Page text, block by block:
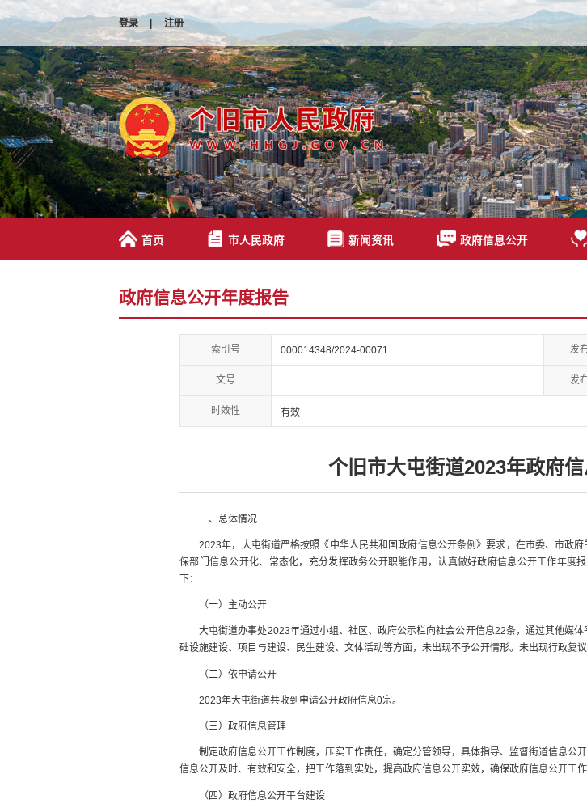
登录 | 注册
首页 市人民政府 新闻资讯 政府信息公开
政府信息公开年度报告
索引号 000014348/2024-00071 发
文号 发
时效性 有效
个旧市大屯街道2023年政府
一、总体情况
2023年，大屯街道严格按照《中华人民共和国政府信息公开条例》要求，在市委、市政府
保部门信息公开化、常态化，充分发挥政务公开职能作用，认真做好政府信息公开工作年度
下：
（一）主动公开
大屯街道办事处2023年通过小组、社区、政府公示栏向社会公开信息22条，通过其他媒体
础设施建设、项目与建设、民生建设、文体活动等方面，未出现不予公开情形。未出现行政复议
（二）依申请公开
2023年大屯街道共收到申请公开政府信息0宗。
（三）政府信息管理
制定政府信息公开工作制度，压实工作责任，确定分管领导，具体指导、监督街道信息公
信息公开及时、有效和安全，把工作落到实处，提高政府信息公开实效，确保政府信息公开工作
（四）政府信息公开平台建设